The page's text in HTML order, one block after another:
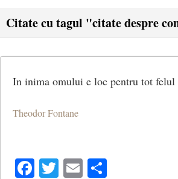
Citate cu tagul "citate despre
In inima omului e loc pentru tot felul
Theodor Fontane
Facebook
Twitter
Email